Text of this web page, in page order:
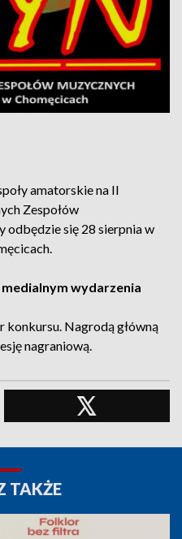
amatorskie na II
Zespołów
odbędzie się 28 sierpnia w
wydarzenia
konkursu. Nagrodą główną
nagraniową.
TAKŻE